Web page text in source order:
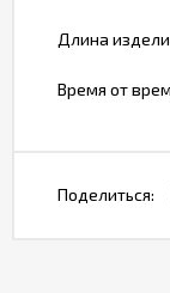
Длина
Время от
Поделиться: